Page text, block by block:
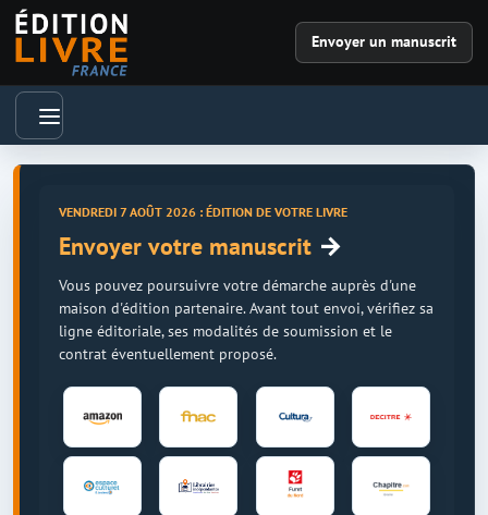
Envoyer un manuscrit
VENDREDI 7 AOÛT 2026 : ÉDITION DE VOTRE LIVRE
Envoyer votre manuscrit →
Vous pouvez poursuivre votre démarche auprès d'une
maison d'édition partenaire. Avant tout envoi, vérifiez sa
ligne éditoriale, ses modalités de soumission et le
contrat éventuellement proposé.